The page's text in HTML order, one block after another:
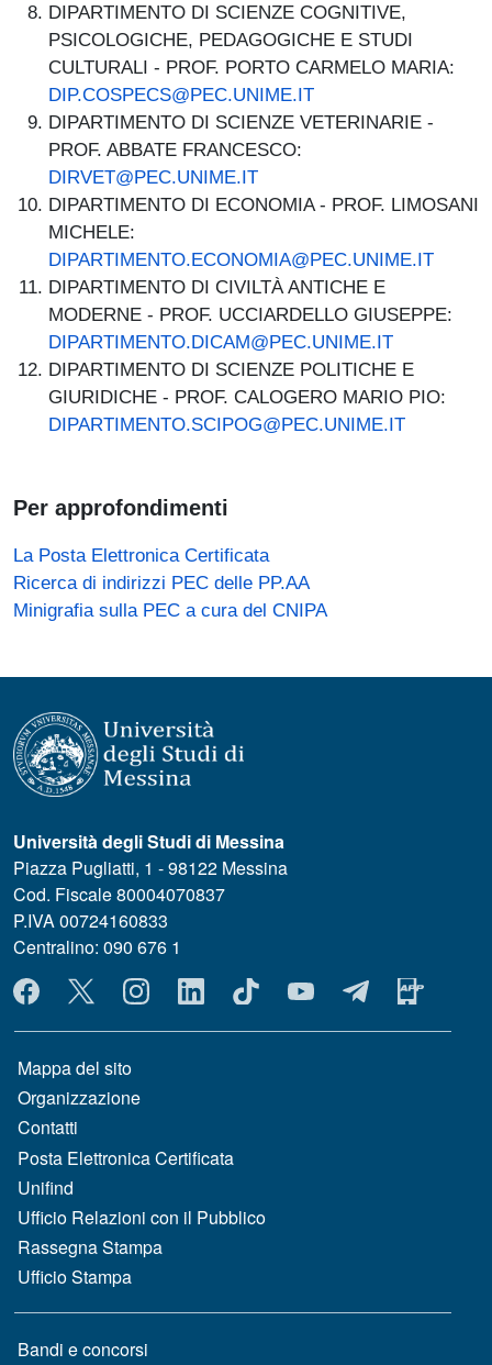
DIPARTIMENTO DI SCIENZE COGNITIVE,
PSICOLOGICHE, PEDAGOGICHE E STUDI
CULTURALI - PROF. PORTO CARMELO MARIA:
DIP.COSPECS@PEC.UNIME.IT
DIPARTIMENTO DI SCIENZE VETERINARIE -
PROF. ABBATE FRANCESCO:
DIRVET@PEC.UNIME.IT
DIPARTIMENTO DI ECONOMIA - PROF. LIMOSANI
MICHELE:
DIPARTIMENTO.ECONOMIA@PEC.UNIME.IT
DIPARTIMENTO DI CIVILTÀ ANTICHE E
MODERNE - PROF. UCCIARDELLO GIUSEPPE:
DIPARTIMENTO.DICAM@PEC.UNIME.IT
DIPARTIMENTO DI SCIENZE POLITICHE E
GIURIDICHE - PROF. CALOGERO MARIO PIO:
DIPARTIMENTO.SCIPOG@PEC.UNIME.IT
Per approfondimenti
La Posta Elettronica Certificata
Ricerca di indirizzi PEC delle PP.AA
Minigrafia sulla PEC a cura del CNIPA
Università degli Studi di Messina
Piazza Pugliatti, 1 - 98122 Messina
Cod. Fiscale 80004070837
P.IVA 00724160833
Centralino: 090 676 1
MENÙ SOCIAL
MENÙ FOOTER 1
Mappa del sito
Organizzazione
Contatti
Posta Elettronica Certificata
Unifind
Ufficio Relazioni con il Pubblico
Rassegna Stampa
Ufficio Stampa
MENÙ FOOTER 2
Bandi e concorsi